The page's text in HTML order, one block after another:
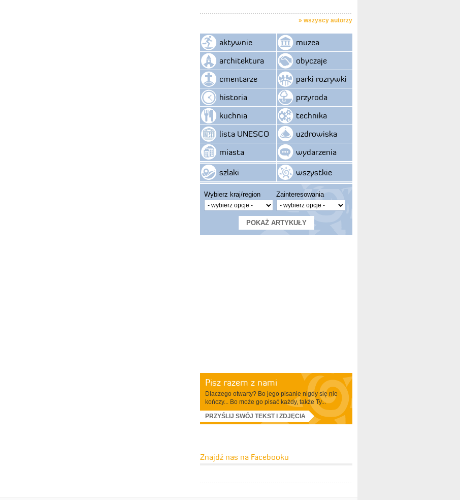
» wszyscy autorzy
aktywnie
architektura
cmentarze
historia
kuchnia
lista UNESCO
miasta
szlaki
muzea
obyczaje
parki rozrywki
przyroda
technika
uzdrowiska
wydarzenia
wszystkie
Wybierz kraj/region Zainteresowania
Pisz razem z nami
Dlaczego otwarty? Bo jego pisanie nigdy się nie
kończy... Bo może go pisać każdy, także Ty...
PRZYŚLIJ SWÓJ TEKST I ZDJĘCIA
Znajdź nas na Facebooku